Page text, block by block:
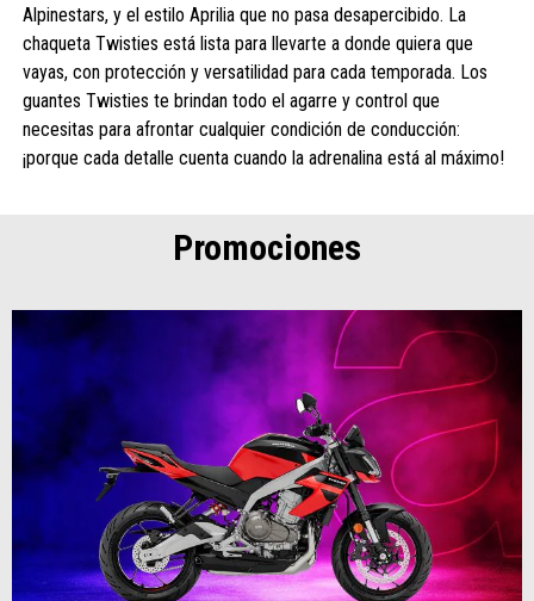
Alpinestars, y el estilo Aprilia que no pasa desapercibido. La
chaqueta Twisties está lista para llevarte a donde quiera que
vayas, con protección y versatilidad para cada temporada. Los
guantes Twisties te brindan todo el agarre y control que
necesitas para afrontar cualquier condición de conducción:
¡porque cada detalle cuenta cuando la adrenalina está al máximo!
Promociones